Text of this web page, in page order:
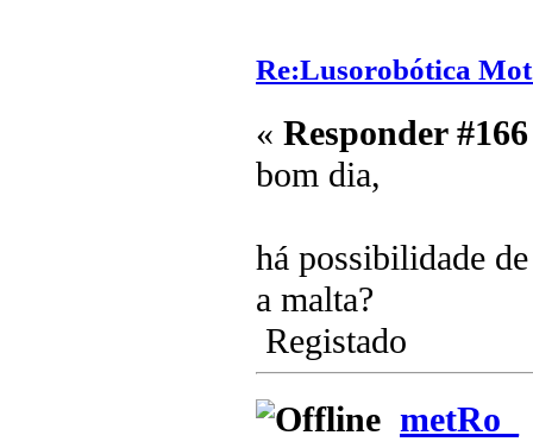
Re:Lusorobótica
« Responder
bom dia,
há possibilidade
a malta?
Registado
metRo_